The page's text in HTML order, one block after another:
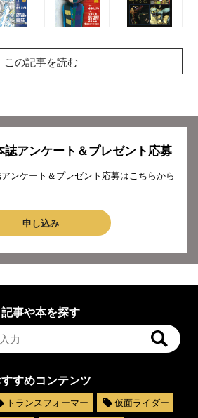
この記事を読む
誌アンケート＆プレゼント応募
アンケート＆プレゼント応募はこちらから
申し込み
記事や本を探す
すめコンテンツ
トランスフォーマー
仮面ライダー